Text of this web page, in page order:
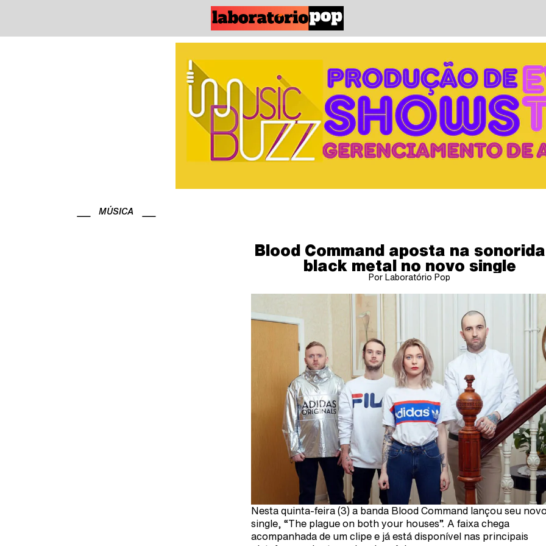
MÚSICA
Blood Command aposta na
black metal no novo single
Por Laboratório Pop
Nesta quinta-feira (3) a banda Blood Command lançou seu
single, “The plague on both your houses”. A faixa chega
acompanhada de um clipe e já está disponível nas principais